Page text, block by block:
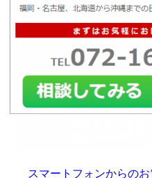
スマートフォンからの